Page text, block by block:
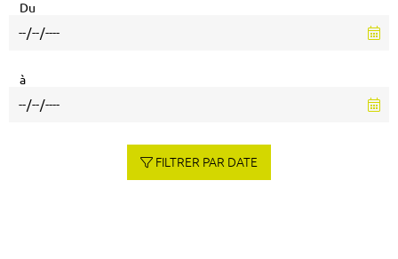
Du
à
FILTRER PAR DATE